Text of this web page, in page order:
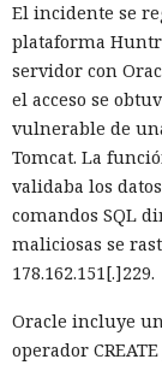
depuración
componentes
versiones para
errores y
«glob».
Las
Next.js en favor
aún no se
de Vercel,
doble del año
El
no
El incidente se
plataforma
servidor con
el acceso se
vulnerable de
Tomcat. La
validaba los
comandos SQL
maliciosas se
178.162.151[.]229.
Oracle incluye
operador